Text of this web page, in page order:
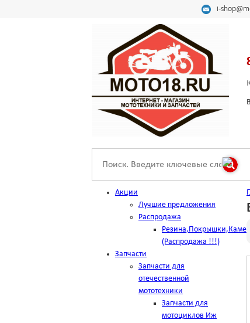
i-
Акции
Лучшие предложения
Распродажа
(Распродажа !!!)
Запчасти
Запчасти для
отечественной
мототехники
Запчасти для
мотоциклов Иж